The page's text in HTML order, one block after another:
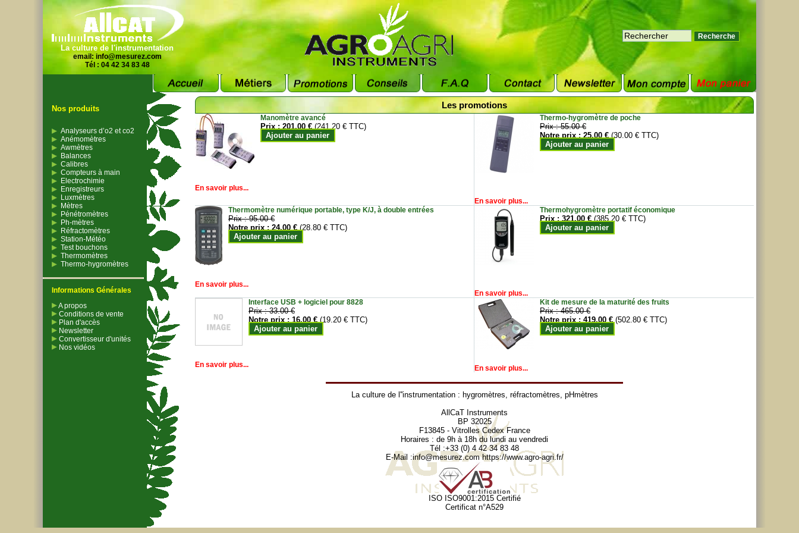
La culture de l'instrumentation
email: info@mesurez.com
Tél : 04 42 34 83 48
Nos produits
Analyseurs d’o2 et co2
Anémomètres
Awmètres
Balances
Calibres
Compteurs à main
Electrochimie
Enregistreurs
Luxmètres
Mètres
Pénétromètres
Ph-mètres
Réfractomètres
Station-Météo
Test bouchons
Thermomètres
Thermo-hygromètres
Informations Générales
A propos
Conditions de vente
Plan d'accès
Newsletter
Convertisseur d'unités
Nos vidéos
Les promotions
Manomètre avancé
Prix :201.00 € (241.20 € TTC)
Ajouter au panier
En savoir plus...
Thermo-hygromètre de poche
Prix :55.00 €
Notre prix :25.00 € (30.00 € TTC)
Ajouter au panier
En savoir plus...
Thermomètre numérique portable, type K/J, à double entrées
Prix :95.00 €
Notre prix :24.00 € (28.80 € TTC)
Ajouter au panier
En savoir plus...
Thermohygromètre portatif économique
Prix :321.00 € (385.20 € TTC)
Ajouter au panier
En savoir plus...
Interface USB + logiciel pour 8828
Prix :33.00 €
Notre prix :16.00 € (19.20 € TTC)
Ajouter au panier
En savoir plus...
Kit de mesure de la maturité des fruits
Prix :465.00 €
Notre prix :419.00 € (502.80 € TTC)
Ajouter au panier
En savoir plus...
La culture de l''instrumentation : hygromètres, réfractomètres, pHmètres
AllCaT Instruments
BP 32025
F13845 - Vitrolles Cedex France
Horaires : de 9h à 18h du lundi au vendredi
Tél :+33 (0) 4 42 34 83 48
E-Mail :info@mesurez.com https://www.agro-agri.fr/
ISO ISO9001:2015 Certifié
Certificat n°A529